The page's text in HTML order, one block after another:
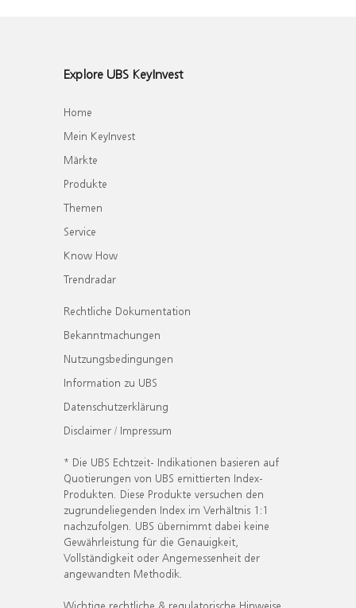
Explore UBS KeyInvest
Home
Mein KeyInvest
Märkte
Produkte
Themen
Service
Know How
Trendradar
Rechtliche Dokumentation
Bekanntmachungen
Nutzungsbedingungen
Information zu UBS
Datenschutzerklärung
Disclaimer / Impressum
* Die UBS Echtzeit- Indikationen basieren auf
Quotierungen von UBS emittierten Index-
Produkten. Diese Produkte versuchen den
zugrundeliegenden Index im Verhältnis 1:1
nachzufolgen. UBS übernimmt dabei keine
Gewährleistung für die Genauigkeit,
Vollständigkeit oder Angemessenheit der
angewandten Methodik.